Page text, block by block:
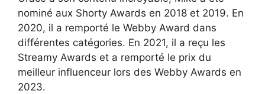
nominé aux Shorty Awards en 2018 et 2019. En
2020, il a remporté le Webby Award dans
différentes catégories. En 2021, il a reçu les
Streamy Awards et a remporté le prix du
meilleur influenceur lors des Webby Awards en
2023.